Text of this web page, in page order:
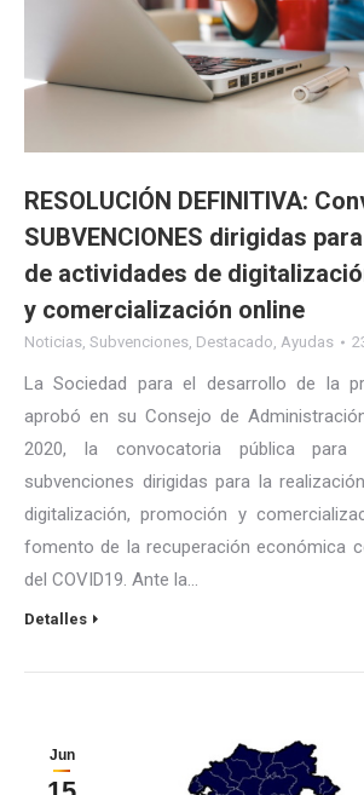
RESOLUCIÓN DEFINITIVA:
SUBVENCIONES dirigidas
de actividades de
y comercialización online
Noticias, Subvenciones, Destacado, Ayudas
La Sociedad para el desarrollo de la
aprobó en su Consejo de
2020, la convocatoria pública
subvenciones dirigidas para la
digitalización, promoción y
fomento de la recuperación económica
del COVID19. Ante la…
Detalles
Jun